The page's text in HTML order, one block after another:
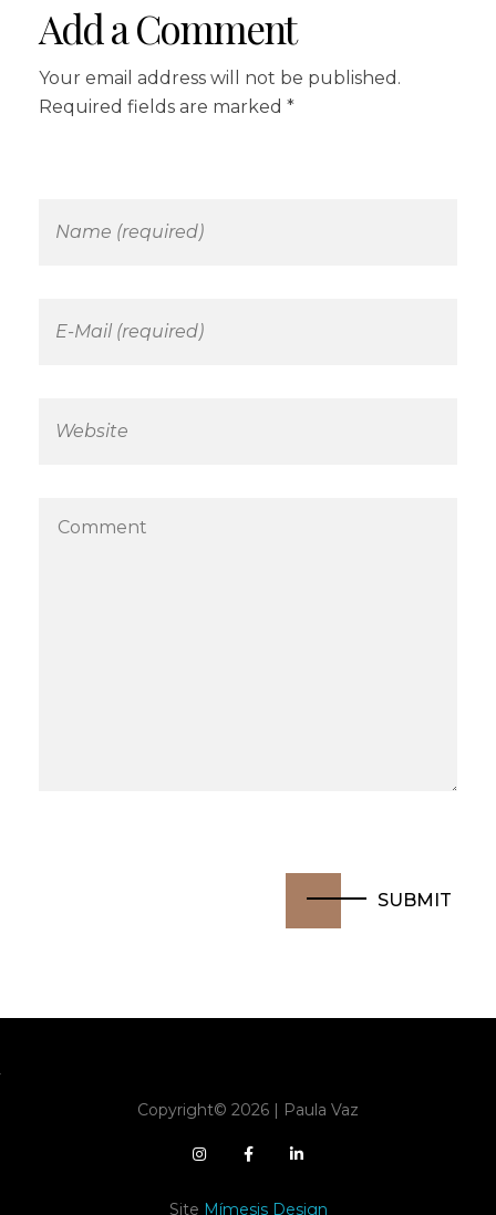
Add a Comment
Your email address will not be published.
Required fields are marked *
Copyright© 2026 | Paula Vaz
Site Mímesis Design